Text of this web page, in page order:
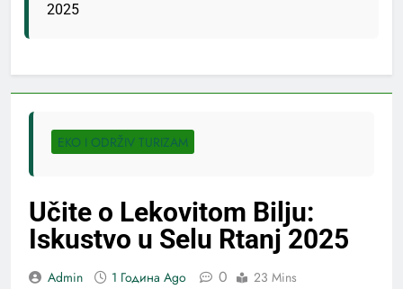
2025
EKO I ODRŽIV TURIZAM
Učite o Lekovitom Bilju:
Iskustvo u Selu Rtanj 2025
Admin 1 Година Ago 0 23 Mins